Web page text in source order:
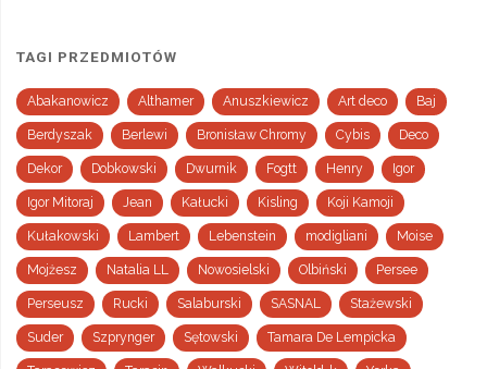
TAGI PRZEDMIOTÓW
Abakanowicz Althamer Anuszkiewicz Art deco Baj
Berdyszak Berlewi Bronisław Chromy Cybis Deco
Dekor Dobkowski Dwurnik Fogtt Henry Igor
Igor Mitoraj Jean Kałucki Kisling Koji Kamoji
Kułakowski Lambert Lebenstein modigliani Moise
Mojżesz Natalia LL Nowosielski Olbiński Persee
Perseusz Rucki Salaburski SASNAL Stażewski
Suder Szprynger Sętowski Tamara De Lempicka